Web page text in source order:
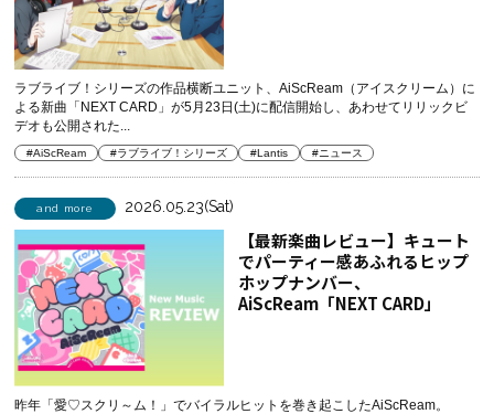
ラブライブ！シリーズの作品横断ユニット、AiScReam（アイスクリーム）に
よる新曲「NEXT CARD」が5月23日(土)に配信開始し、あわせてリリックビ
デオも公開された...
#AiScReam #ラブライブ！シリーズ #Lantis #ニュース
and more 2026.05.23(Sat)
【最新楽曲レビュー】キュート
でパーティー感あふれるヒップ
ホップナンバー、
AiScReam「NEXT CARD」
昨年「愛♡スクリ～ム！」でバイラルヒットを巻き起こしたAiScReam。